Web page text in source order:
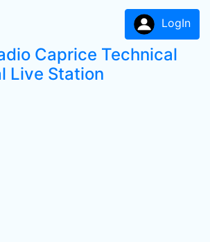
LogIn
Caprice Technical
Live Station